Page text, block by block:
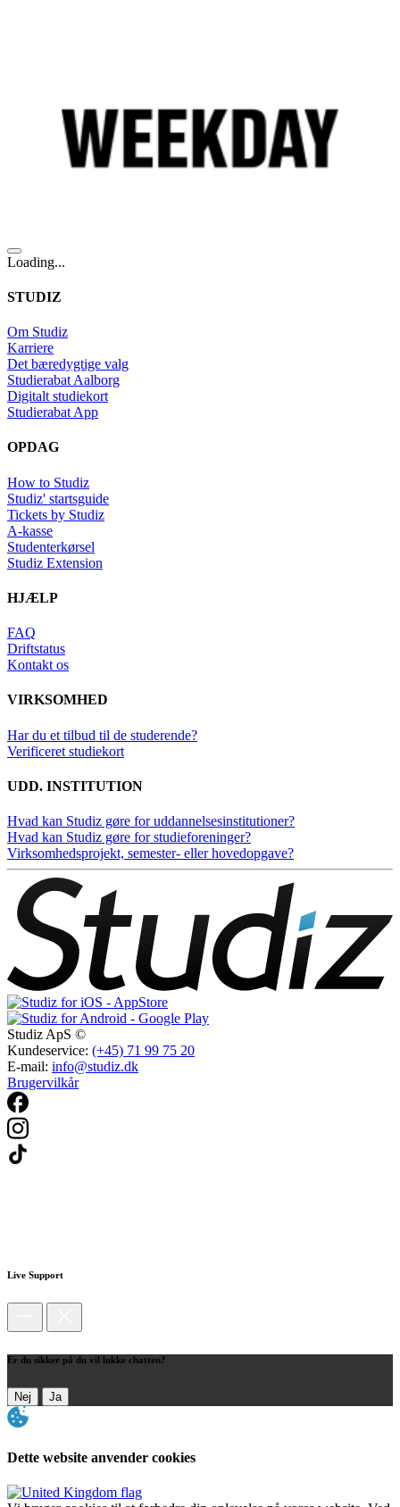
Loading...
STUDIZ
Om Studiz
Karriere
Det bæredygtige valg
Studierabat Aalborg
Digitalt studiekort
Studierabat App
OPDAG
How to Studiz
Studiz' startsguide
Tickets by Studiz
A-kasse
Studenterkørsel
Studiz Extension
HJÆLP
FAQ
Driftstatus
Kontakt os
VIRKSOMHED
Har du et tilbud til de studerende?
Verificeret studiekort
UDD. INSTITUTION
Hvad kan Studiz gøre for uddannelsesinstitutioner?
Hvad kan Studiz gøre for studieforeninger?
Virksomhedsprojekt, semester- eller hovedopgave?
Studiz ApS ©
Kundeservice: (+45) 71 99 75 20
E-mail: info@studiz.dk
Brugervilkår
Live Support
Er du sikker på du vil lukke chatten?
Nej Ja
Dette website anvender cookies